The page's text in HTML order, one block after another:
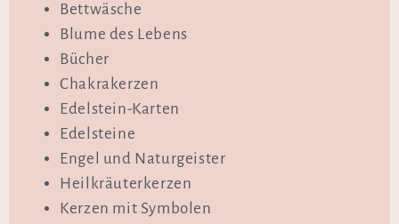
Bettwäsche
Blume des Lebens
Bücher
Chakrakerzen
Edelstein-Karten
Edelsteine
Engel und Naturgeister
Heilkräuterkerzen
Kerzen mit Symbolen